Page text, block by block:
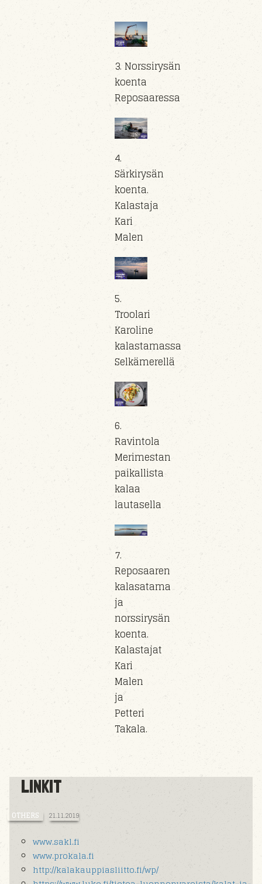
3. Norssirysän
koenta
Reposaaressa
4.
Särkirysän
koenta.
Kalastaja
Kari
Malen
5.
Troolari
Karoline
kalastamassa
Selkämerellä
6.
Ravintola
Merimestan
paikallista
kalaa
lautasella
7.
Reposaaren
kalasatama
ja
norssirysän
koenta.
Kalastajat
Kari
Malen
ja
Petteri
Takala.
LINKIT
OTHERS 21.11.2019
www.sakl.fi
www.prokala.fi
http://kalakauppiasliitto.fi/wp/